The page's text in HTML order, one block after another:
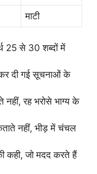
माटी
25 से 30 शब्दों में
दी गई सूचनाओं के
नहीं, रह भरोसे भाग्य के
नहीं, भीड़ में चंचल
कही, जो मदद करते हैं